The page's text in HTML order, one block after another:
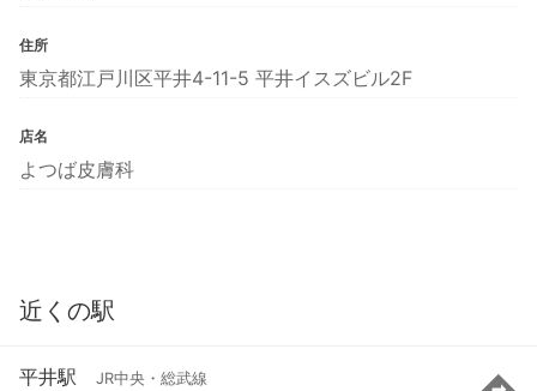
住所
東京都江戸川区平井4-11-5 平井イスズビル2F
店名
よつば皮膚科
近くの駅
平井駅 JR中央・総武線